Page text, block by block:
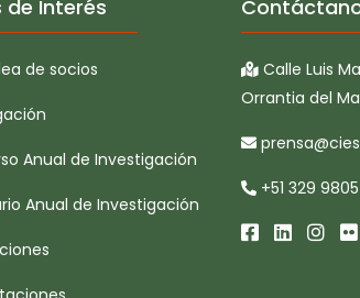
de Interés
de socios
Anual de Investigación
Anual de Investigación
Calle Luis
Orrantia del
+51 329 9805